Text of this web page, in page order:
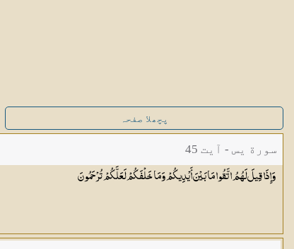
پچھلا صفحہ
سورة يس - آیت 45
وَإِذَا قِيلَ لَهُمُ اتَّقُوا مَا بَيْنَ أَيْدِيكُمْ وَمَا خَلْفَكُمْ لَعَلَّكُمْتُرْحَمُونَ